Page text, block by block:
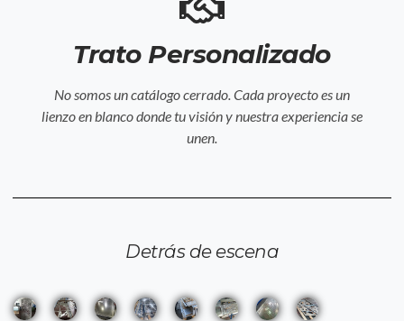
Trato Personalizado
No somos un catálogo cerrado. Cada proyecto es un
lienzo en blanco donde tu visión y nuestra experiencia se
unen.
Detrás de escena